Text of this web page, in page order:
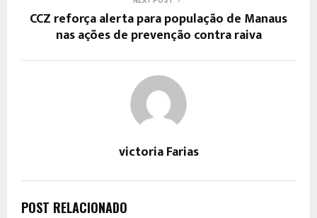
CCZ reforça alerta para população de Manaus
nas ações de prevenção contra raiva
victoria Farias
POST RELACIONADO